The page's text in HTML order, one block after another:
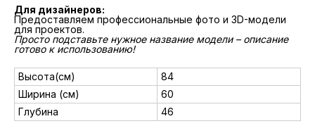
Для дизайнеров:
Предоставляем профессиональные фото и 3D-модели
для проектов.
Просто подставьте нужное название модели – описание
готово к использованию!
Высота(см)
84
Ширина (см)
60
Глубина
46